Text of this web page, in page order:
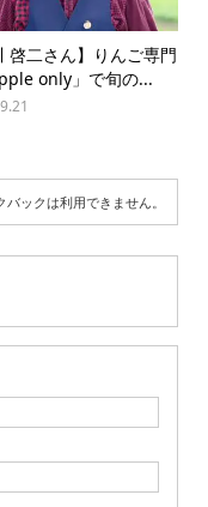
啓二さん】りんご専門
only」で旬の...
バックは利用できません。